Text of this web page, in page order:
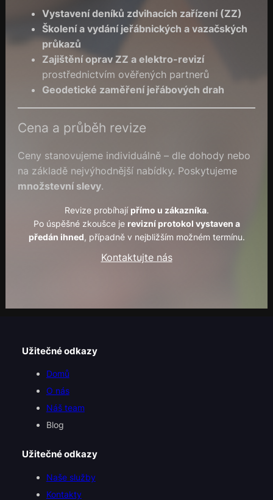
Vystavení deníků zdvihacích zařízení (ZZ)
Školení a vydání jeřábnických a vazačských
průkazů
Zajištění oprav ZZ a elektro-revizí
prostřednictvím ověřených partnerů
Geodetické zaměření jeřábových drah
Cena a průběh revize
Ceny stanovujeme individuálně – dle dohody nebo
na základě nejvýhodnější nabídky. Poskytujeme
množstevní slevy.
Revize probíhají přímo u zákazníka.
Po úspěšné zkoušce je revizní protokol vystaven a
předán ihned, případně v nejbližším možném termínu.
Kontaktujte nás
Užitečné odkazy
Domů
O nás
Náš team
Blog
Užitečné odkazy
Naše služby
Kontakty